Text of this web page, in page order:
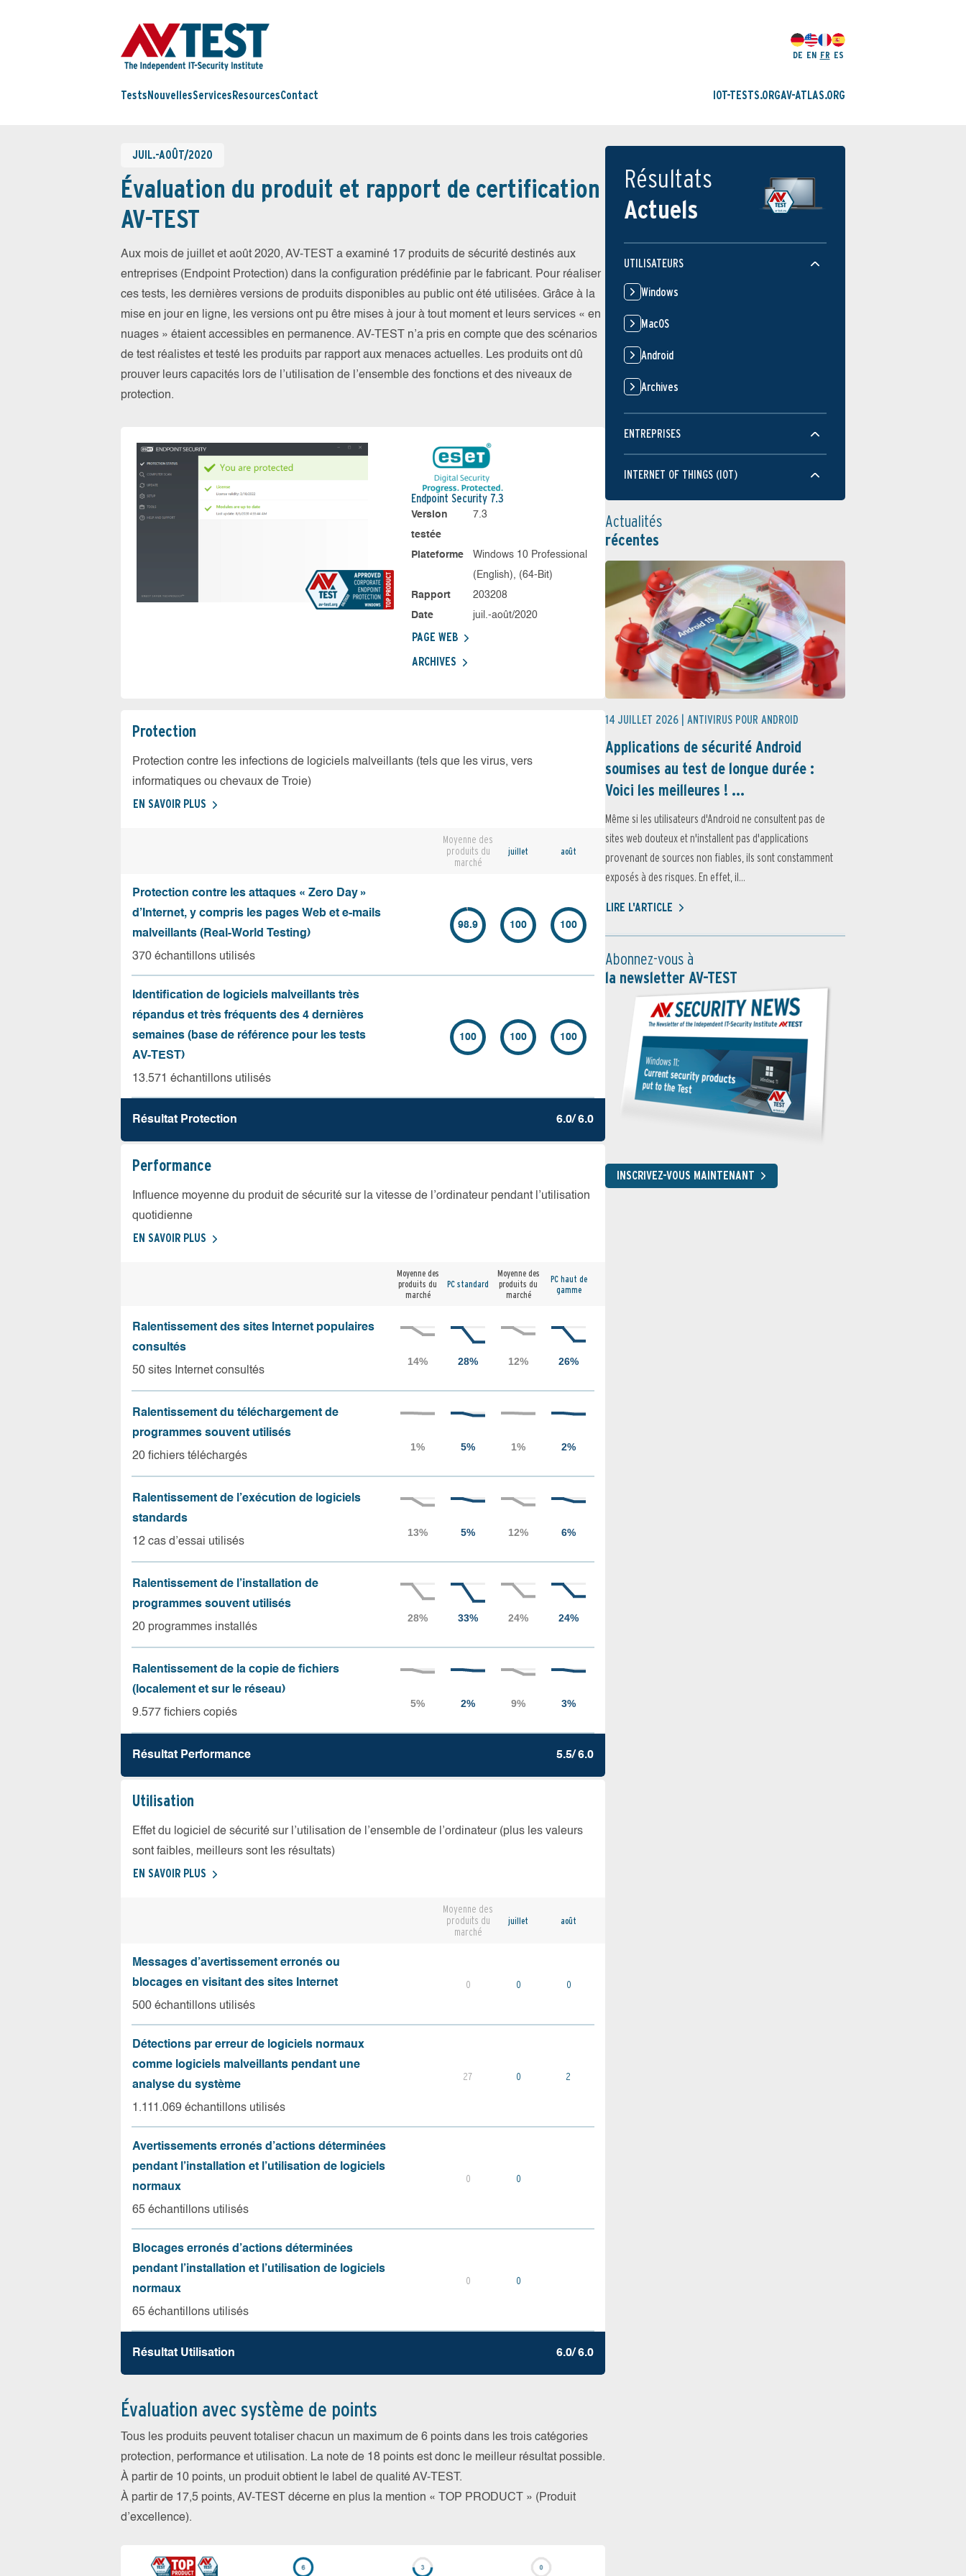
DE EN FR ES
Tests NouvellesServices ResourcesContact IOT-TESTS.ORGAV-ATLAS.ORG
JUIL.-AOÛT/2020
Évaluation du produit et rapport de certification
AV-TEST
Aux mois de juillet et août 2020, AV-TEST a examiné 17 produits de sécurité destinés aux
entreprises (Endpoint Protection) dans la configuration prédéfinie par le fabricant. Pour réaliser
ces tests, les dernières versions de produits disponibles au public ont été utilisées. Grâce à la
mise en jour en ligne, les versions ont pu être mises à jour à tout moment et leurs services « en
nuages » étaient accessibles en permanence. AV-TEST n’a pris en compte que des scénarios
de test réalistes et testé les produits par rapport aux menaces actuelles. Les produits ont dû
prouver leurs capacités lors de l’utilisation de l’ensemble des fonctions et des niveaux de
protection.
Endpoint Security 7.3
Version
testée
7.3
Plateforme
Windows 10 Professional
(English), (64-Bit)
Rapport
203208
Date
juil.-août/2020
PAGE WEB
ARCHIVES
Protection
Protection contre les infections de logiciels malveillants (tels que les virus, vers
informatiques ou chevaux de Troie)
EN SAVOIR PLUS
Moyenne des
produits du
marché
juillet août
Protection contre les attaques « Zero Day »
d’Internet, y compris les pages Web et e-mails
malveillants (Real-World Testing)
370 échantillons utilisés
98.9 100 100
Identification de logiciels malveillants très
répandus et très fréquents des 4 dernières
semaines (base de référence pour les tests
AV-TEST)
13.571 échantillons utilisés
100 100 100
Résultat Protection 6.0/ 6.0
Performance
Influence moyenne du produit de sécurité sur la vitesse de l’ordinateur pendant l’utilisation
quotidienne
EN SAVOIR PLUS
Moyenne des
produits du
marché
PC standard
Moyenne des
produits du
marché
PC haut de
gamme
Ralentissement des sites Internet populaires
consultés
50 sites Internet consultés
Ralentissement du téléchargement de
programmes souvent utilisés
20 fichiers téléchargés
Ralentissement de l’exécution de logiciels
standards
12 cas d’essai utilisés
Ralentissement de l’installation de
programmes souvent utilisés
20 programmes installés
Ralentissement de la copie de fichiers
(localement et sur le réseau)
9.577 fichiers copiés
Résultat Performance 5.5/ 6.0
Utilisation
Effet du logiciel de sécurité sur l’utilisation de l’ensemble de l’ordinateur (plus les valeurs
sont faibles, meilleurs sont les résultats)
EN SAVOIR PLUS
Moyenne des
produits du
marché
juillet août
Messages d’avertissement erronés ou
blocages en visitant des sites Internet
500 échantillons utilisés
0 0 0
Détections par erreur de logiciels normaux
comme logiciels malveillants pendant une
analyse du système
1.111.069 échantillons utilisés
27 0 2
Avertissements erronés d’actions déterminées
pendant l’installation et l’utilisation de logiciels
normaux
65 échantillons utilisés
0 0
Blocages erronés d’actions déterminées
pendant l’installation et l’utilisation de logiciels
normaux
65 échantillons utilisés
0 0
Résultat Utilisation 6.0/ 6.0
Évaluation avec système de points
Tous les produits peuvent totaliser chacun un maximum de 6 points dans les trois catégories
protection, performance et utilisation. La note de 18 points est donc le meilleur résultat possible.
À partir de 10 points, un produit obtient le label de qualité AV-TEST.
À partir de 17,5 points, AV-TEST décerne en plus la mention « TOP PRODUCT » (Produit
d’excellence).
Résultats
Actuels
UTILISATEURS
Windows
MacOS
Android
Archives
ENTREPRISES
INTERNET OF THINGS (IOT)
Actualités
récentes
14 JUILLET 2026 | ANTIVIRUS POUR ANDROID
Applications de sécurité Android
soumises au test de longue durée :
Voici les meilleures ! ...
Même si les utilisateurs d'Android ne consultent pas de
sites web douteux et n'installent pas d'applications
provenant de sources non fiables, ils sont constamment
exposés à des risques. En effet, il...
LIRE L'ARTICLE
Abonnez-vous à
la newsletter AV-TEST
INSCRIVEZ-VOUS MAINTENANT